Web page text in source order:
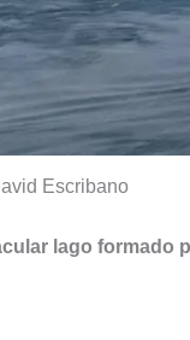
Escribano
lago formado